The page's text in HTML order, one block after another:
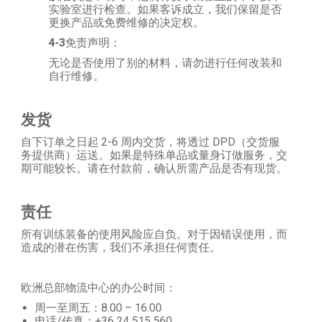
实验室进行检查。如果客诉成立，我们保留是否
更换产品或免费维修的决定权。
4-3免责声明：
无论是否使用了别的材料，请勿进行任何改装和
自行维修。
发货
自下订单之日起 2-6 周内交货，将透过 DPD（交货服
务提供商）运送。如果是特殊单品或量身订做服务，交
期可能较长。请在付款前，确认所需产品是否有现货。
责任
所有训练装备的使用风险应自负。对于因错误使用，而
造成的潜在伤害，我们不承担任何责任。
欧洲总部物流中心的办公时间：
周一至周五：8.00 – 16.00